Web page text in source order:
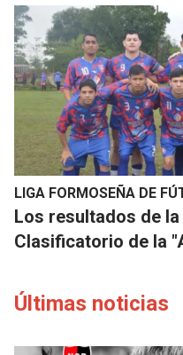
LIGA FORMOSEÑA DE
Los resultados de
Clasificatorio de la
Últimas noticias